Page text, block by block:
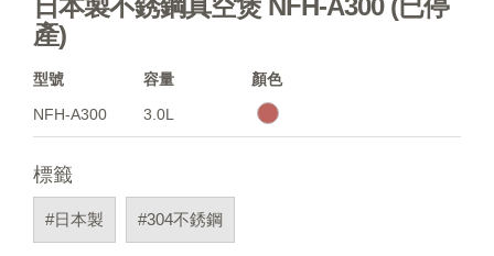
日本製不銹鋼真空煲 NFH-A300 (已停
產)
型號 容量
顏色
NFH-A300
3.0L
標籤
#日本製 #304不銹鋼